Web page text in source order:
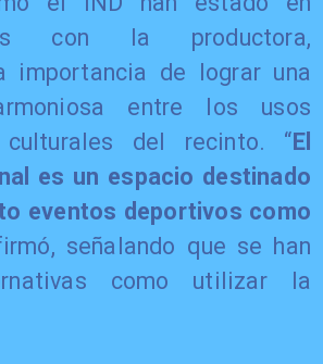
con la productora,
importancia de lograr una
entre los usos
del recinto. “El
es un espacio destinado
eventos deportivos como
señalando que se han
como utilizar la